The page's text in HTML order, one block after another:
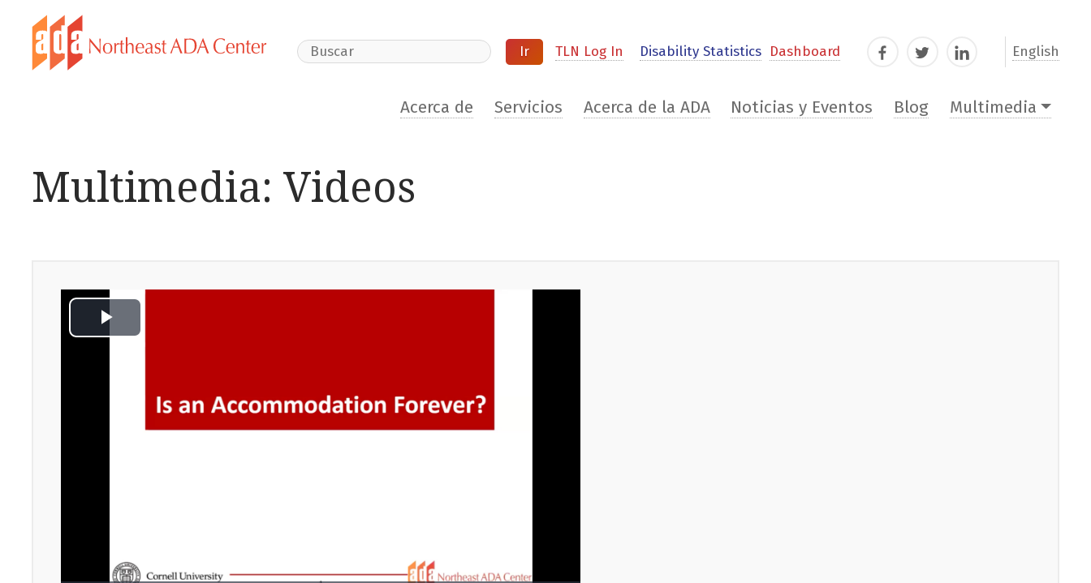
Search Website TLN Log In Disability Statistics Dashboard FacebookTwitterLinkedIn English
Acerca de Servicios Acerca de la ADA Noticias y Eventos Blog Multimedia
Multimedia: Videos